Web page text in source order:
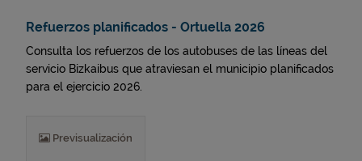
Refuerzos planificados - Ortuella 2026
Consulta los refuerzos de los autobuses de las líneas del
servicio Bizkaibus que atraviesan el municipio planificados
para el ejercicio 2026.
Previsualización